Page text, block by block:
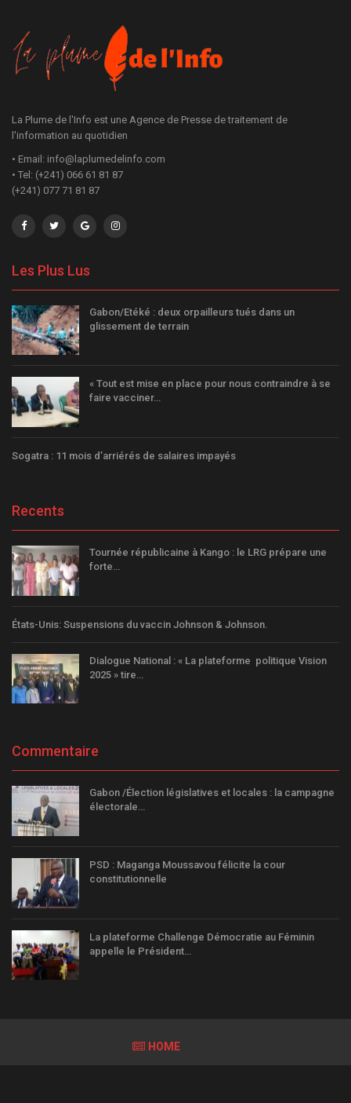
La Plume de l'Info est une Agence de Presse de traitement de
l'information au quotidien
• Email: info@laplumedelinfo.com
• Tel: (+241) 066 61 81 87
(+241) 077 71 81 87
Les Plus Lus
Gabon/Etéké : deux orpailleurs tués dans un
glissement de terrain
« Tout est mise en place pour nous contraindre à se
faire vacciner…
Sogatra : 11 mois d’arriérés de salaires impayés
Recents
Tournée républicaine à Kango : le LRG prépare une
forte…
États-Unis: Suspensions du vaccin Johnson & Johnson.
Dialogue National : « La plateforme politique Vision
2025 » tire…
Commentaire
Gabon /Élection législatives et locales : la campagne
électorale…
PSD : Maganga Moussavou félicite la cour
constitutionnelle
La plateforme Challenge Démocratie au Féminin
appelle le Président…
HOME